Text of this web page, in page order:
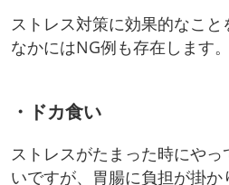
ストレス対策に効果的なこと
なかにはNG例も存在します。
・ドカ食い
ストレスがたまった時にや
いですが、胃腸に負担が掛か